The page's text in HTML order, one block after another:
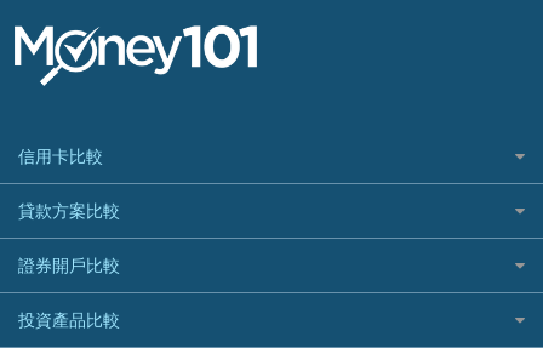
信用卡比較
信用卡情境類別推薦
所有信用卡
精選推薦
國內外現金回饋
貸款方案比較
快速線上貸款推薦
最完整貸款資訊一次看
繳稅貸款
證券開戶比較
台股證券戶
投資產品比較